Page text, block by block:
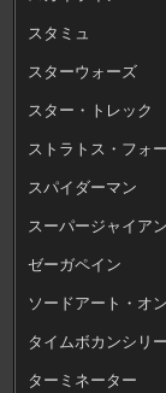
スタミュ
スターウォーズ
スター・トレック
ストラトス・フォー
スパイダーマン
スーパージャイア
ゼーガペイン
ソードアート・オ
タイムボカンシリ
ターミネーター